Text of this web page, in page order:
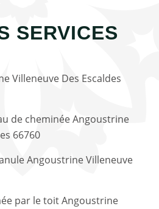
SERVICES
Villeneuve Des Escaldes
de cheminée Angoustrine
Villeneuve Des Escaldes 66760
Angoustrine Villeneuve
par le toit Angoustrine